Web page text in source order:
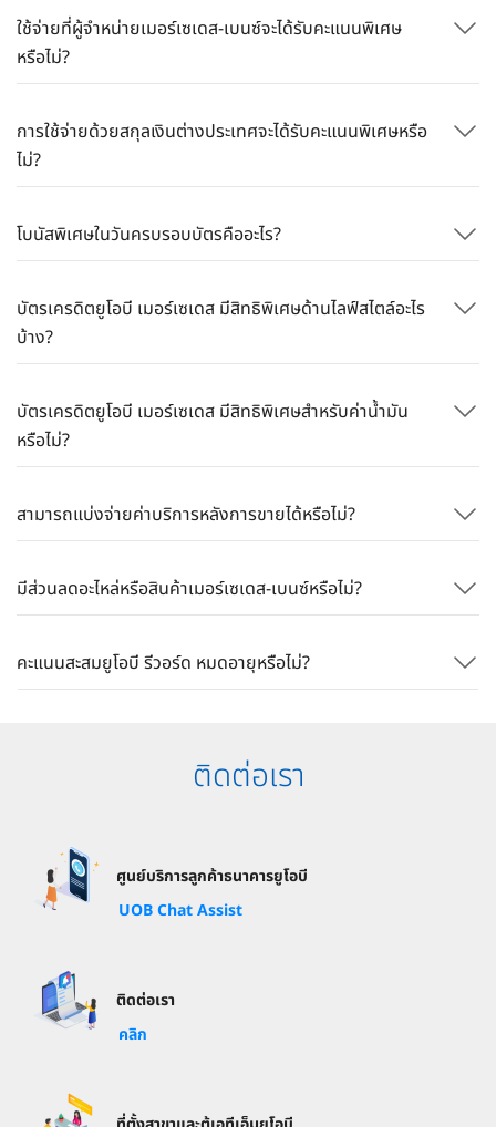
ใช้จ่ายที่ผู้จำหน่ายเมอร์เซเดส-เบนซ์จะได้รับคะแนนพิเศษ
หรือไม่?
การใช้จ่ายด้วยสกุลเงินต่างประเทศจะได้รับคะแนนพิเศษหรือ
ไม่?
โบนัสพิเศษในวันครบรอบบัตรคืออะไร?
บัตรเครดิตยูโอบี เมอร์เซเดส มีสิทธิพิเศษด้านไลฟ์สไตล์อะไร
บ้าง?
บัตรเครดิตยูโอบี เมอร์เซเดส มีสิทธิพิเศษสำหรับค่าน้ำมัน
หรือไม่?
สามารถแบ่งจ่ายค่าบริการหลังการขายได้หรือไม่?
มีส่วนลดอะไหล่หรือสินค้าเมอร์เซเดส-เบนซ์หรือไม่?
คะแนนสะสมยูโอบี รีวอร์ด หมดอายุหรือไม่?
ติดต่อเรา
ศูนย์บริการลูกค้าธนาคารยูโอบี
UOB Chat Assist
ติดต่อเรา
คลิก